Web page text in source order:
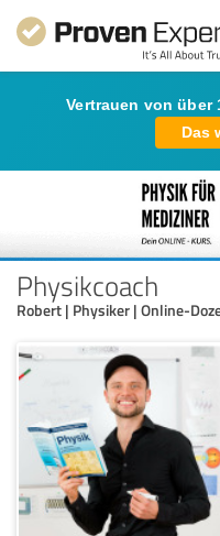
Vertrauen von über
Das
Physikcoach
Robert | Physiker | Online-